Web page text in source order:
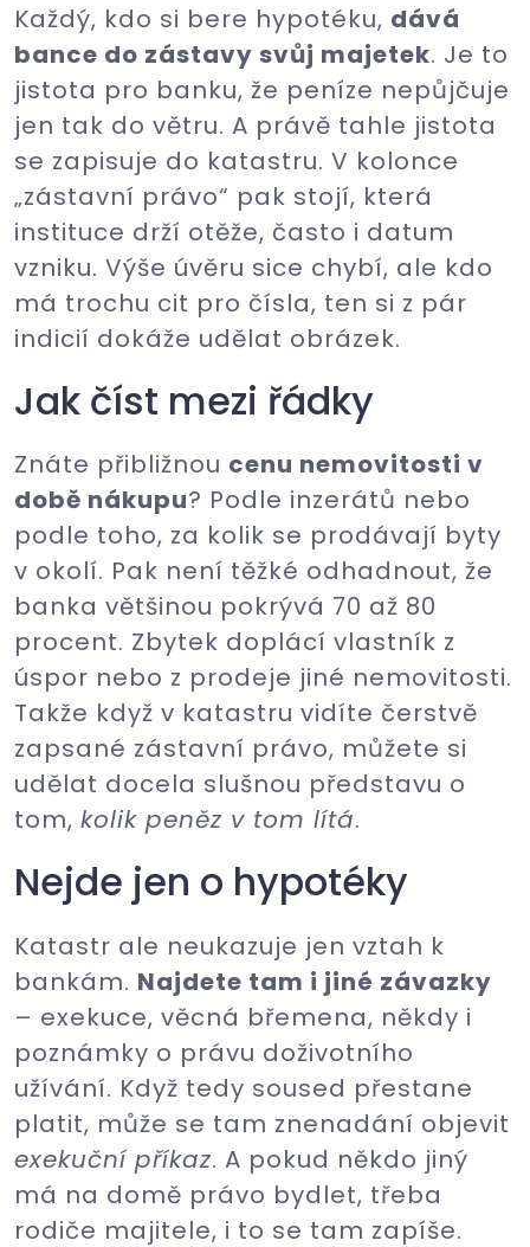
Každý, kdo si bere hypotéku, dává
bance do zástavy svůj majetek. Je to
jistota pro banku, že peníze nepůjčuje
jen tak do větru. A právě tahle jistota
se zapisuje do katastru. V kolonce
„zástavní právo“ pak stojí, která
instituce drží otěže, často i datum
vzniku. Výše úvěru sice chybí, ale kdo
má trochu cit pro čísla, ten si z pár
indicií dokáže udělat obrázek.
Jak číst mezi řádky
Znáte přibližnou cenu nemovitosti v
době nákupu? Podle inzerátů nebo
podle toho, za kolik se prodávají byty
v okolí. Pak není těžké odhadnout, že
banka většinou pokrývá 70 až 80
procent. Zbytek doplácí vlastník z
úspor nebo z prodeje jiné nemovitosti.
Takže když v katastru vidíte čerstvě
zapsané zástavní právo, můžete si
udělat docela slušnou představu o
tom, kolik peněz v tom lítá.
Nejde jen o hypotéky
Katastr ale neukazuje jen vztah k
bankám. Najdete tam i jiné závazky
– exekuce, věcná břemena, někdy i
poznámky o právu doživotního
užívání. Když tedy soused přestane
platit, může se tam znenadání objevit
exekuční příkaz. A pokud někdo jiný
má na domě právo bydlet, třeba
rodiče majitele, i to se tam zapíše.